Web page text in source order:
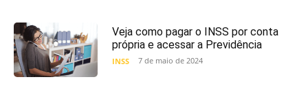
Veja como pagar o INSS por conta
própria e acessar a Previdência
INSS 7 de maio de 2024